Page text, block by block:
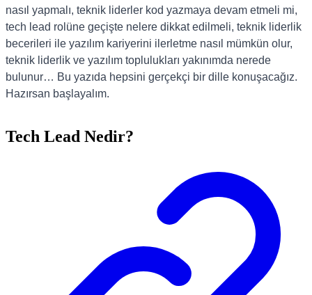
nasıl yapmalı, teknik liderler kod yazmaya devam etmeli mi,
tech lead rolüne geçişte nelere dikkat edilmeli, teknik liderlik
becerileri ile yazılım kariyerini ilerletme nasıl mümkün olur,
teknik liderlik ve yazılım toplulukları yakınımda nerede
bulunur… Bu yazıda hepsini gerçekçi bir dille konuşacağız.
Hazırsan başlayalım.
Tech Lead Nedir?